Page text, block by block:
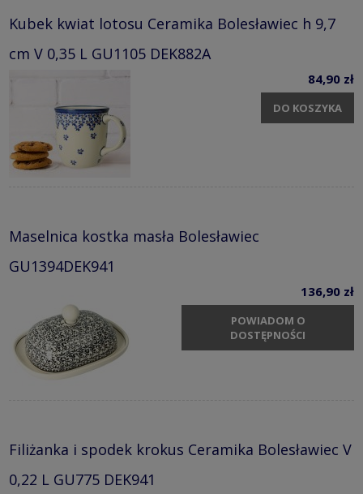
Kubek kwiat lotosu Ceramika Bolesławiec h 9,7
cm V 0,35 L GU1105 DEK882A
84,90 zł
DO KOSZYKA
Maselnica kostka masła Bolesławiec
GU1394DEK941
136,90 zł
POWIADOM O
DOSTĘPNOŚCI
Filiżanka i spodek krokus Ceramika Bolesławiec V
0,22 L GU775 DEK941